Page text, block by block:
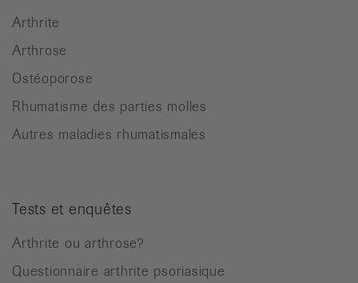
Arthrite
Arthrose
Ostéoporose
Rhumatisme des parties molles
Autres maladies rhumatismales
Tests et enquêtes
Arthrite ou arthrose?
Questionnaire arthrite psoriasique